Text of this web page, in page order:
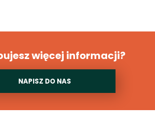
więcej informacji?
NAPISZ DO NAS